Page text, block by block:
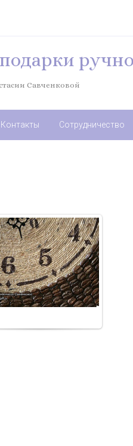
Савченковой
Контакты Сотрудничество
20.09.2017
из кофейных зерен ручной
работы
from_korolev